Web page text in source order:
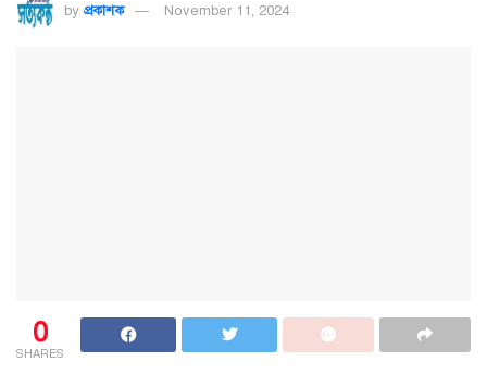
by প্রকাশক November 11, 2024
0
SHARES